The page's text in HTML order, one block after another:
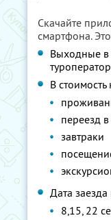
Скачайте
смартфона.
Выходные в
В
переезд
завтраки
Дата
8,15, 22